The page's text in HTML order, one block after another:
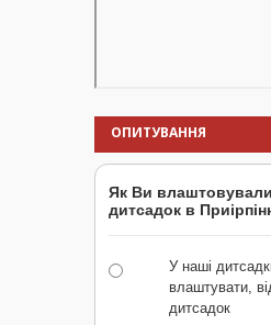
ОПИТУВАННЯ
Як Ви
дитсадок в
У наші
влаштувати,
дитсадок